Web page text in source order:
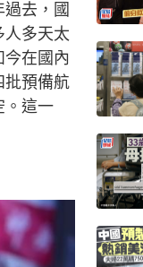
去，國
人多天太
今在國內
批預備航
。這一